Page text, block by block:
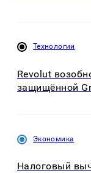
Технологии
Revolut
защищённой
Экономика
Налоговый